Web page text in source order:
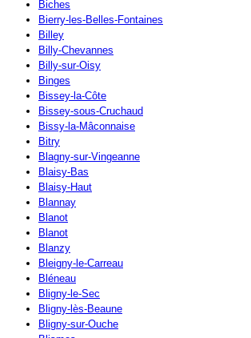
Biches
Bierry-les-Belles-Fontaines
Billey
Billy-Chevannes
Billy-sur-Oisy
Binges
Bissey-la-Côte
Bissey-sous-Cruchaud
Bissy-la-Mâconnaise
Bitry
Blagny-sur-Vingeanne
Blaisy-Bas
Blaisy-Haut
Blannay
Blanot
Blanot
Blanzy
Bleigny-le-Carreau
Bléneau
Bligny-le-Sec
Bligny-lès-Beaune
Bligny-sur-Ouche